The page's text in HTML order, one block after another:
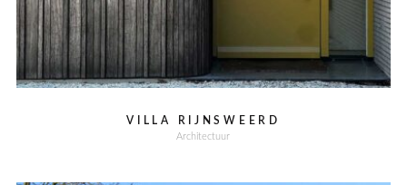
VILLA RIJNSWEERD
Architectuur